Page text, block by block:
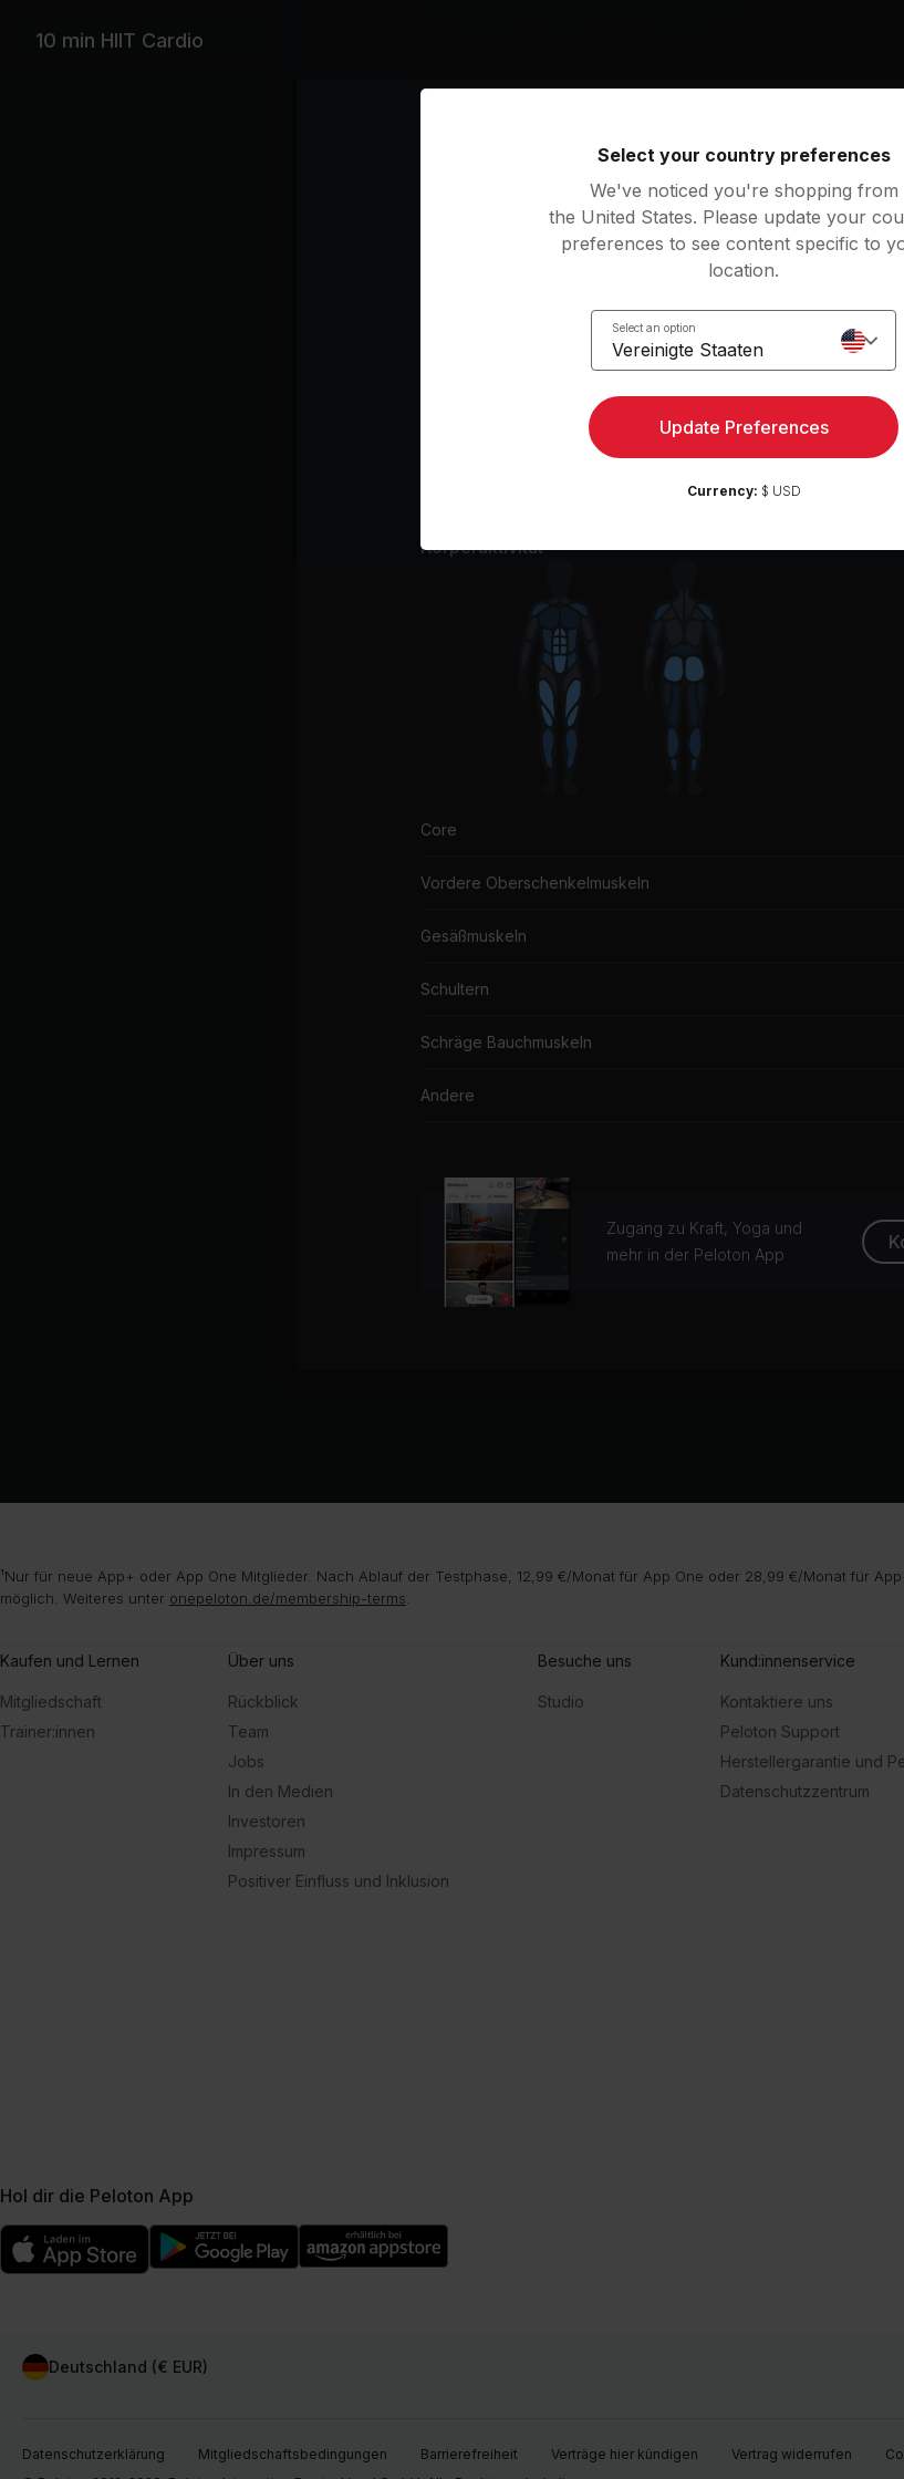
10 min HIIT Cardio
Ed Sheeran, Antytila
Akon, DJ
Baby Don't Hurt Me
David Guetta, Anne-Marie, Coi Leray
Wiz Khalifa, Charlie Puth
Bewegung
Bewegungen
Körperaktivität
Core
Vordere Oberschenkelmuskeln
Gesäßmuskeln
Schultern
Schräge Bauchmuskeln
Andere
Zugang zu Kraft, Yoga und
mehr in der Peloton App
¹Nur für neue App+ oder App One Mitglieder. Nach Ablauf der Testphase, 12,99 €/Monat für App One oder 28,99 €/Monat für
möglich. Weiteres unter onepeloton.de/membership-terms
Kaufen und Lernen
Mitgliedschaft
Trainer:innen
Über uns
Rückblick
Team
Jobs
In den Medien
Investoren
Impressum
Positiver Einfluss und Inklusion
Besuche uns
Studio
Kund:innenservice
Kontaktiere uns
Peloton Support
Herstellergarantie und
Datenschutzzentrum
Hol dir die Peloton App
Deutschland (€ EUR)
Datenschutzerklärung Mitgliedschaftsbedingungen Barrierefreiheit Verträge hier kündigen Vertrag widerrufen
Select your country preferences
We've noticed you're shopping from
the United States. Please update your
preferences to see content specific to
location.
Select an option
Vereinigte Staaten
Update Preferences
Currency: $ USD